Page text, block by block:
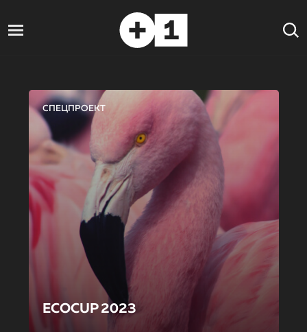
СПЕЦПРОЕКТ
ECOCUP 2023